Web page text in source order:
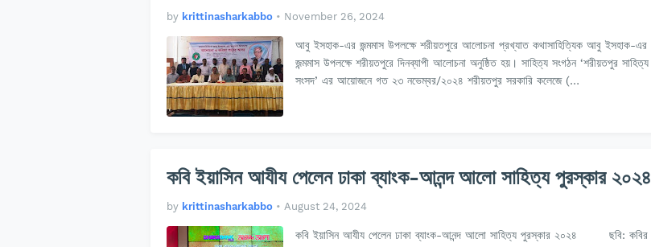
by krittinasharkabbo • November 26, 2024
আবু ইসহাক-এর জন্মমাস উপলক্ষে শরীয়তপুরে আলোচনা প্রখ্যাত কথাসাহিত্যিক আবু ইসহাক-এর
জন্মমাস উপলক্ষে শরীয়তপুরে দিনব্যাপী আলোচনা অনুষ্ঠিত হয়। সাহিত্য সংগঠন ‘শরীয়তপুর সাহিত্য
সংসদ’ এর আয়োজনে গত ২৩ নভেম্বর/২০২৪ শরীয়তপুর সরকারি কলেজে (…
কবি ইয়াসিন আযীয পেলেন ঢাকা ব্যাংক-আনন্দ আলো সাহিত্য পুরস্কার ২০২৪
by krittinasharkabbo • August 24, 2024
কবি ইয়াসিন আযীয পেলেন ঢাকা ব্যাংক-আনন্দ আলো সাহিত্য পুরস্কার ২০২৪ ছবি: কবির